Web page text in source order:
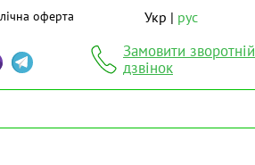
оферта Укр рус
Замовити зворотній
дзвінок